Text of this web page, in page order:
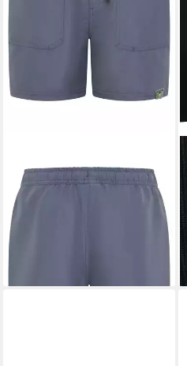
Badeshorts Boys Swim Shorts
für Kinder
ab 17,99 €